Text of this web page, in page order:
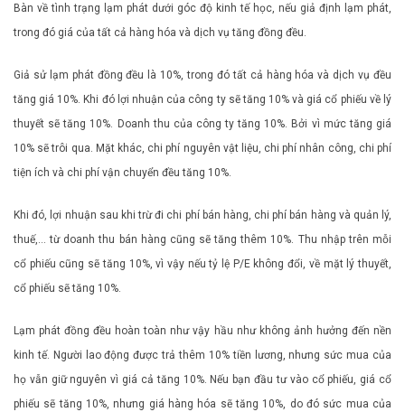
Bàn về tình trạng lạm phát dưới góc độ kinh tế học, nếu giả định lạm phát,
trong đó giá của tất cả hàng hóa và dịch vụ tăng đồng đều.
Giả sử lạm phát đồng đều là 10%, trong đó tất cả hàng hóa và dịch vụ đều
tăng giá 10%. Khi đó lợi nhuận của công ty sẽ tăng 10% và giá cổ phiếu về lý
thuyết sẽ tăng 10%. Doanh thu của công ty tăng 10%. Bởi vì mức tăng giá
10% sẽ trôi qua. Mặt khác, chi phí nguyên vật liệu, chi phí nhân công, chi phí
tiện ích và chi phí vận chuyển đều tăng 10%.
Khi đó, lợi nhuận sau khi trừ đi chi phí bán hàng, chi phí bán hàng và quản lý,
thuế,… từ doanh thu bán hàng cũng sẽ tăng thêm 10%. Thu nhập trên mỗi
cổ phiếu cũng sẽ tăng 10%, vì vậy nếu tỷ lệ P/E không đổi, về mặt lý thuyết,
cổ phiếu sẽ tăng 10%.
Lạm phát đồng đều hoàn toàn như vậy hầu như không ảnh hưởng đến nền
kinh tế. Người lao động được trả thêm 10% tiền lương, nhưng sức mua của
họ vẫn giữ nguyên vì giá cả tăng 10%. Nếu bạn đầu tư vào cổ phiếu, giá cổ
phiếu sẽ tăng 10%, nhưng giá hàng hóa sẽ tăng 10%, do đó sức mua của